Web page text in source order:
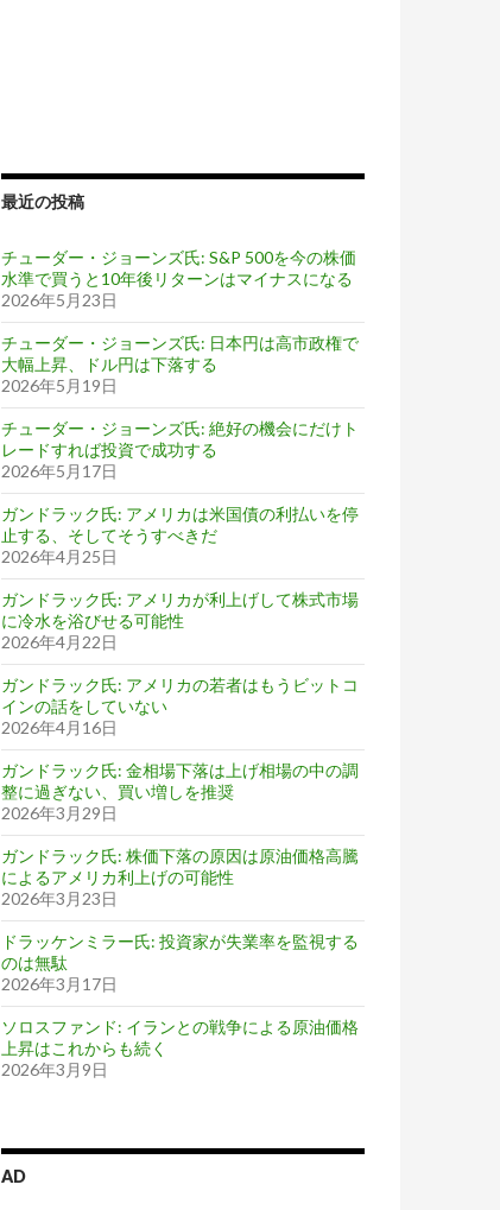
最近の投稿
チューダー・ジョーンズ氏: S&P 500を今の株価
水準で買うと10年後リターンはマイナスになる
2026年5月23日
チューダー・ジョーンズ氏: 日本円は高市政権で
大幅上昇、ドル円は下落する
2026年5月19日
チューダー・ジョーンズ氏: 絶好の機会にだけト
レードすれば投資で成功する
2026年5月17日
ガンドラック氏: アメリカは米国債の利払いを停
止する、そしてそうすべきだ
2026年4月25日
ガンドラック氏: アメリカが利上げして株式市場
に冷水を浴びせる可能性
2026年4月22日
ガンドラック氏: アメリカの若者はもうビットコ
インの話をしていない
2026年4月16日
ガンドラック氏: 金相場下落は上げ相場の中の調
整に過ぎない、買い増しを推奨
2026年3月29日
ガンドラック氏: 株価下落の原因は原油価格高騰
によるアメリカ利上げの可能性
2026年3月23日
ドラッケンミラー氏: 投資家が失業率を監視する
のは無駄
2026年3月17日
ソロスファンド: イランとの戦争による原油価格
上昇はこれからも続く
2026年3月9日
AD